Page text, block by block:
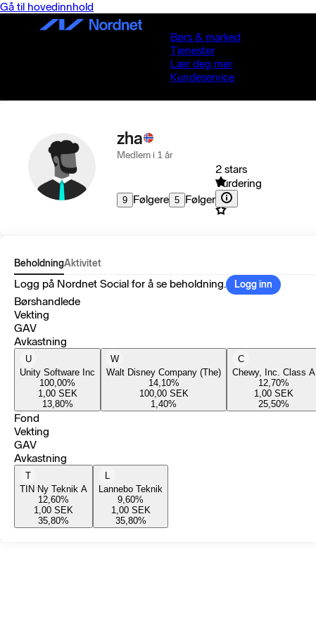
Gå til hovedinnhold
Børs & marked
Tjenester
Lær deg mer
Kundeservice
zha
Medlem i 1 år
9 Følgere 5 Følger
2 stars
Vurdering
BeholdningAktivitet
Logg på Nordnet Social for å se beholdning. Logg inn
Børshandlede
Vekting
GAV
Avkastning
U
Unity Software Inc
100,00%
1,00 SEK
13,80%
W
Walt Disney Company (The)
14,10%
100,00 SEK
1,40%
C
Chewy, Inc. Class A
12,70%
1,00 SEK
25,50%
Fond
Vekting
GAV
Avkastning
T
TIN Ny Teknik A
12,60%
1,00 SEK
35,80%
L
Lannebo Teknik
9,60%
1,00 SEK
35,80%